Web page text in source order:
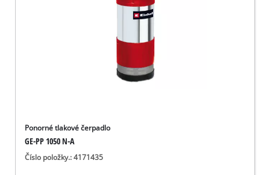
Ponorné tlakové čerpadlo
GE-PP 1050 N-A
Číslo položky.: 4171435